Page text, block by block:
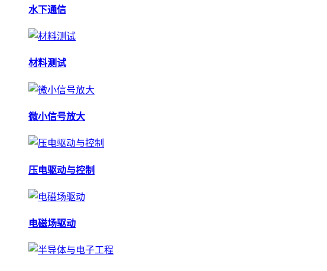
水下通信
材料测试
微小信号放大
压电驱动与控制
电磁场驱动